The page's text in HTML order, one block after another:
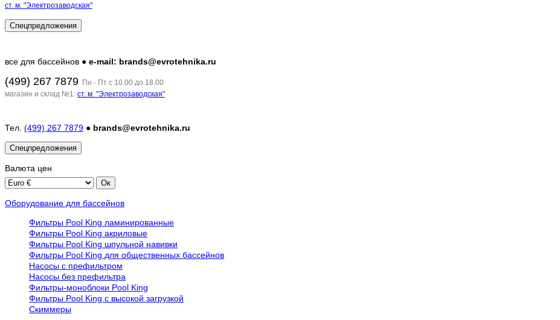
ст. м. "Электрозаводская"
Спецпредложения
все для бассейнов ● e-mail: brands@evrotehnika.ru
(499) 267 7879 Пн - Пт с 10.00 до 18.00
магазин и склад №1: ст. м. "Электрозаводская"
Тел. (499) 267 7879 ● brands@evrotehnika.ru
Спецпредложения
Валюта цен
Оборудование для бассейнов
Фильтры Pool King ламинированные
Фильтры Pool King акриловые
Фильтры Pool King шпульной навивки
Фильтры Pool King для общественных бассейнов
Насосы с префильтром
Насосы без префильтра
Фильтры-моноблоки Pool King
Фильтры Pool King с высокой загрузкой
Скиммеры